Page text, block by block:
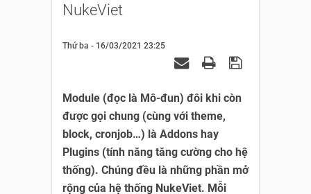
NukeViet
Thứ ba - 16/03/2021 23:25
Module (đọc là Mô-đun) đôi khi còn
được gọi chung (cùng với theme,
block, cronjob…) là Addons hay
Plugins (tính năng tăng cường cho hệ
thống). Chúng đều là những phần mở
rộng của hệ thống NukeViet. Mỗi